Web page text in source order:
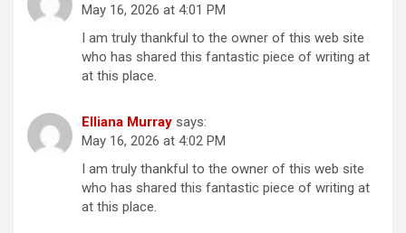
May 16, 2026 at 4:01 PM
I am truly thankful to the owner of this web site
who has shared this fantastic piece of writing at
at this place.
Elliana Murray says:
May 16, 2026 at 4:02 PM
I am truly thankful to the owner of this web site
who has shared this fantastic piece of writing at
at this place.